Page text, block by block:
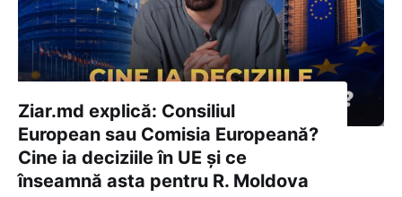
Ziar.md explică: Consiliul
European sau Comisia Europeană?
Cine ia deciziile în UE și ce
înseamnă asta pentru R. Moldova